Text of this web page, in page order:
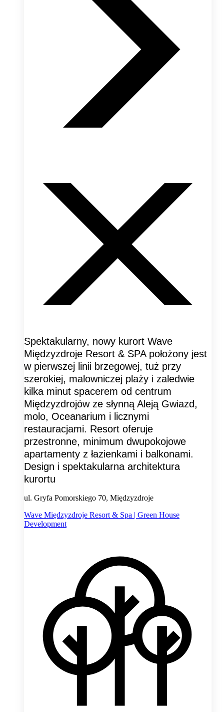
Spektakularny, nowy kurort Wave
Międzyzdroje Resort & SPA położony jest
w pierwszej linii brzegowej, tuż przy
szerokiej, malowniczej plaży i zaledwie
kilka minut spacerem od centrum
Międzyzdrojów ze słynną Aleją Gwiazd,
molo, Oceanarium i licznymi
restauracjami. Resort oferuje
przestronne, minimum dwupokojowe
apartamenty z łazienkami i balkonami.
Design i spektakularna architektura
kurortu
ul. Gryfa Pomorskiego 70, Międzyzdroje
Wave Międzyzdroje Resort & Spa | Green House
Development